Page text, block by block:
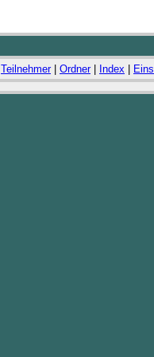
Teilnehmer| Ordner| Index